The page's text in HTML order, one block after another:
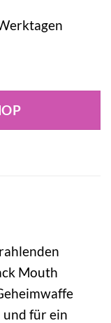
Mouth
und für ein